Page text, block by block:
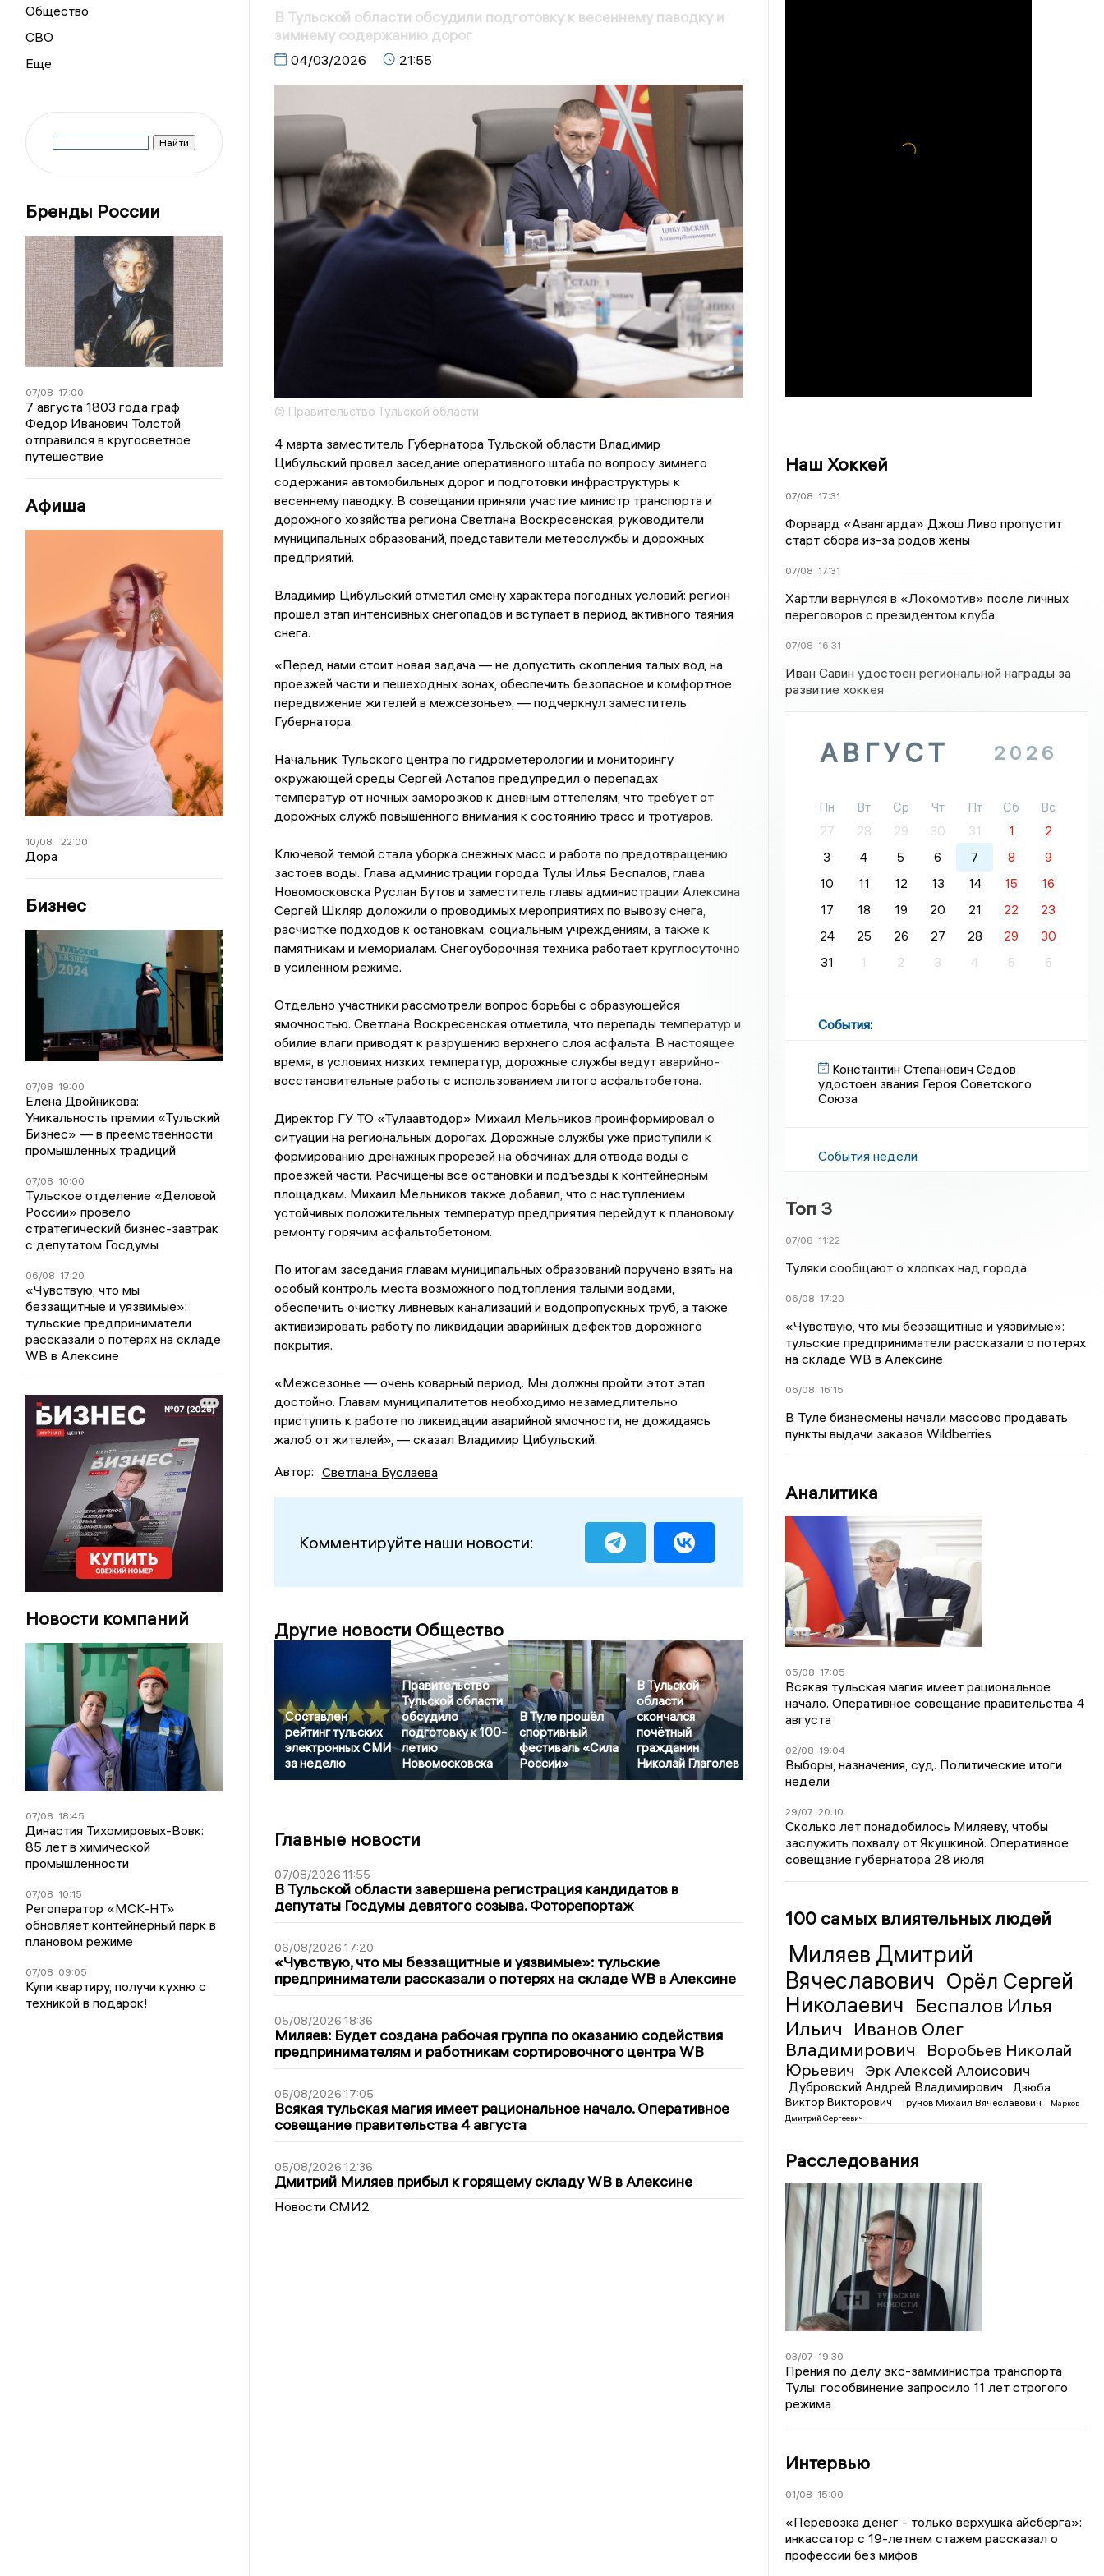
Общество
СВО
Бренды России
07/08 17:00
7 августа 1803 года граф
Федор Иванович Толстой
отправился в кругосветное
путешествие
Афиша
10/08 22:00
Дора
Бизнес
07/08 19:00
Елена Двойникова:
Уникальность премии «Тульский
Бизнес» — в преемственности
промышленных традиций
07/08 10:00
Тульское отделение «Деловой
России» провело
стратегический бизнес-завтрак
с депутатом Госдумы
06/08 17:20
«Чувствую, что мы
беззащитные и уязвимые»:
тульские предприниматели
рассказали о потерях на складе
WB в Алексине
Новости компаний
07/08 18:45
Династия Тихомировых-Вовк:
85 лет в химической
промышленности
07/08 10:15
Регоператор «МСК-НТ»
обновляет контейнерный парк в
плановом режиме
07/08 09:05
Купи квартиру, получи кухню с
техникой в подарок!
В Тульской области обсудили подготовку к весеннему паводку и
зимнему содержанию дорог
04/03/2026 21:55
© Правительство Тульской области
4 марта заместитель Губернатора Тульской области Владимир
Цибульский провел заседание оперативного штаба по вопросу зимнего
содержания автомобильных дорог и подготовки инфраструктуры к
весеннему паводку. В совещании приняли участие министр транспорта и
дорожного хозяйства региона Светлана Воскресенская, руководители
муниципальных образований, представители метеослужбы и дорожных
предприятий.
Владимир Цибульский отметил смену характера погодных условий: регион
прошел этап интенсивных снегопадов и вступает в период активного таяния
снега.
«Перед нами стоит новая задача — не допустить скопления талых вод на
проезжей части и пешеходных зонах, обеспечить безопасное и комфортное
передвижение жителей в межсезонье», — подчеркнул заместитель
Губернатора.
Начальник Тульского центра по гидрометерологии и мониторингу
окружающей среды Сергей Астапов предупредил о перепадах
температур от ночных заморозков к дневным оттепелям, что требует от
дорожных служб повышенного внимания к состоянию трасс и тротуаров.
Ключевой темой стала уборка снежных масс и работа по предотвращению
застоев воды. Глава администрации города Тулы Илья Беспалов, глава
Новомосковска Руслан Бутов и заместитель главы администрации Алексина
Сергей Шкляр доложили о проводимых мероприятиях по вывозу снега,
расчистке подходов к остановкам, социальным учреждениям, а также к
памятникам и мемориалам. Снегоуборочная техника работает круглосуточно
в усиленном режиме.
Отдельно участники рассмотрели вопрос борьбы с образующейся
ямочностью. Светлана Воскресенская отметила, что перепады температур и
обилие влаги приводят к разрушению верхнего слоя асфальта. В настоящее
время, в условиях низких температур, дорожные службы ведут аварийно-
восстановительные работы с использованием литого асфальтобетона.
Директор ГУ ТО «Тулаавтодор» Михаил Мельников проинформировал о
ситуации на региональных дорогах. Дорожные службы уже приступили к
формированию дренажных прорезей на обочинах для отвода воды с
проезжей части. Расчищены все остановки и подъезды к контейнерным
площадкам. Михаил Мельников также добавил, что с наступлением
устойчивых положительных температур предприятия перейдут к плановому
ремонту горячим асфальтобетоном.
По итогам заседания главам муниципальных образований поручено взять на
особый контроль места возможного подтопления талыми водами,
обеспечить очистку ливневых канализаций и водопропускных труб, а также
активизировать работу по ликвидации аварийных дефектов дорожного
покрытия.
«Межсезонье — очень коварный период. Мы должны пройти этот этап
достойно. Главам муниципалитетов необходимо незамедлительно
приступить к работе по ликвидации аварийной ямочности, не дожидаясь
жалоб от жителей», — сказал Владимир Цибульский.
Автор: Светлана Буслаева
Комментируйте наши новости:
Другие новости Общество
Составлен
рейтинг тульских
электронных СМИ
за неделю
Правительство
Тульской области
обсудило
подготовку к 100-
летию
Новомосковска
В Туле прошёл
спортивный
фестиваль «Сила
России»
В Тульской
области
скончался
почётный
гражданин
Николай Глаголев
Главные новости
07/08/2026 11:55
В Тульской области завершена регистрация кандидатов в
депутаты Госдумы девятого созыва. Фоторепортаж
06/08/2026 17:20
«Чувствую, что мы беззащитные и уязвимые»: тульские
предприниматели рассказали о потерях на складе WB в Алексине
05/08/2026 18:36
Миляев: Будет создана рабочая группа по оказанию содействия
предпринимателям и работникам сортировочного центра WB
05/08/2026 17:05
Всякая тульская магия имеет рациональное начало. Оперативное
совещание правительства 4 августа
05/08/2026 12:36
Дмитрий Миляев прибыл к горящему складу WB в Алексине
Новости СМИ2
Наш Хоккей
07/08 17:31
Форвард «Авангарда» Джош Ливо пропустит
старт сбора из-за родов жены
07/08 17:31
Хартли вернулся в «Локомотив» после личных
переговоров с президентом клуба
07/08 16:31
Иван Савин удостоен региональной награды за
развитие хоккея
АВГУСТ 2026
Пн Вт Ср Чт Пт Сб
Вс
27
28 29 30 31 1
2
3
4 5 6 7 8
9
10
11 12 13 14 15
16
17
18 19 20 21 22
23
24
25 26 27 28 29
30
31
1 2 3 4 5 6
События:
Константин Степанович Седов
удостоен звания Героя Советского
Союза
События недели
Топ 3
07/08 11:22
Туляки сообщают о хлопках над города
06/08 17:20
«Чувствую, что мы беззащитные и уязвимые»:
тульские предприниматели рассказали о потерях
на складе WB в Алексине
06/08 16:15
В Туле бизнесмены начали массово продавать
пункты выдачи заказов Wildberries
Аналитика
05/08 17:05
Всякая тульская магия имеет рациональное
начало. Оперативное совещание правительства 4
августа
02/08 19:04
Выборы, назначения, суд. Политические итоги
недели
29/07 20:10
Сколько лет понадобилось Миляеву, чтобы
заслужить похвалу от Якушкиной. Оперативное
совещание губернатора 28 июля
100 самых влиятельных людей
Миляев Дмитрий
Вячеславович Орёл Сергей
Николаевич Беспалов Илья
Ильич
Иванов Олег
Владимирович
Воробьев Николай
Юрьевич
Эрк Алексей Алоисович
Дубровский Андрей Владимирович
Дзюба
Виктор Викторович
Трунов Михаил Вячеславович
Марков
Дмитрий Сергеевич
Расследования
03/07 19:30
Прения по делу экс-замминистра транспорта
Тулы: гособвинение запросило 11 лет строгого
режима
Интервью
01/08 15:00
«Перевозка денег - только верхушка айсберга»:
инкассатор с 19-летнем стажем рассказал о
профессии без мифов